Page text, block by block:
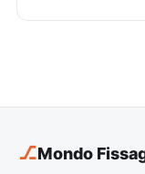
⎇Mondo